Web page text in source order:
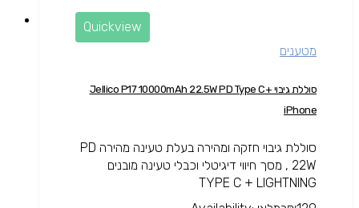
Quickview
מטענים
סוללת גיבוי Jellico P17 10000mAh 22.5W PD Type C+
iPhone
סוללת גיבוי חזקה ומהירה בעלת טעינה מהירה PD
22W , מסך חיווי דיגיטלי וכבלי טעינה מובנים
TYPE C + LIGHTNING